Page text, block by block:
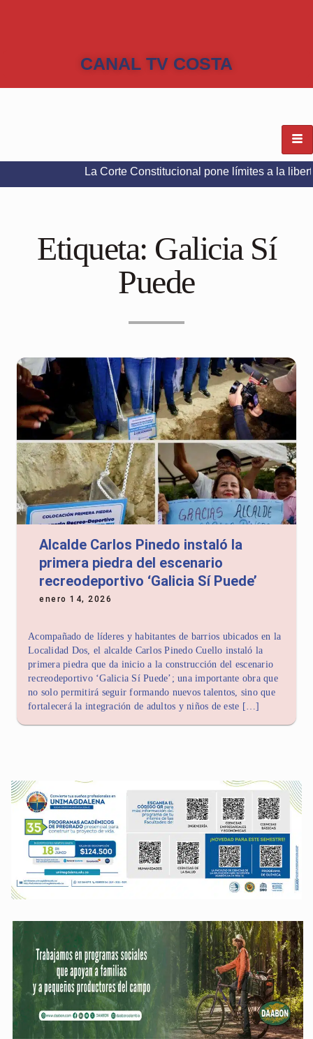
CANAL TV COSTA
La Corte Constitucional pone límites a la libertad de
Etiqueta: Galicia Sí
Puede
Alcalde Carlos Pinedo instaló la
primera piedra del escenario
recreodeportivo ‘Galicia Sí Puede’
enero 14, 2026
Acompañado de líderes y habitantes de barrios ubicados en la
Localidad Dos, el alcalde Carlos Pinedo Cuello instaló la
primera piedra que da inicio a la construcción del escenario
recreodeportivo ‘Galicia Sí Puede’; una importante obra que
no solo permitirá seguir formando nuevos talentos, sino que
fortalecerá la integración de adultos y niños de este […]